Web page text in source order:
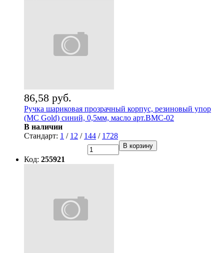
86,58 руб.
Ручка шариковая прозрачный корпус, резиновый упор
(MC Gold) синий, 0,5мм, масло арт.BMC-02
В наличии
Стандарт: 1 / 12 / 144 / 1728
В корзину
Код: 255921